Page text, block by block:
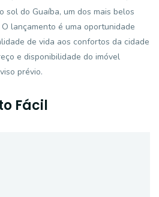
sol do Guaíba, um dos mais belos
lançamento é uma oportunidade
de vida aos confortos da cidade
e disponibilidade do imóvel
prévio.
Fácil